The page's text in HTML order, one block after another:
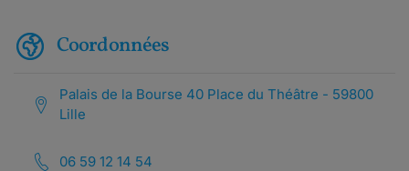
Coordonnées
Palais de la Bourse 40 Place du Théâtre - 59800
Lille
06 59 12 14 54